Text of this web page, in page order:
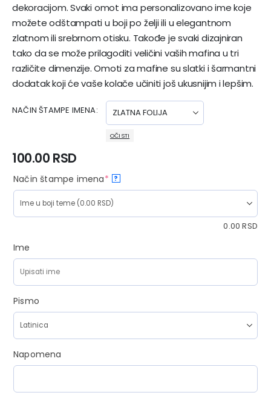
dekoracijom. Svaki omot ima personalizovano ime koje
možete odštampati u boji po želji ili u elegantnom
zlatnom ili srebrnom otisku. Takođe je svaki dizajniran
tako da se može prilagoditi veličini vaših mafina u tri
različite dimenzije. Omoti za mafine su slatki i šarmantni
dodatak koji će vaše kolače učiniti još ukusnijim i lepšim.
NAČIN ŠTAMPE IMENA
OČISTI
100.00 RSD
Način štampe imena* ?
0.00RSD
Ime
Pismo
Napomena